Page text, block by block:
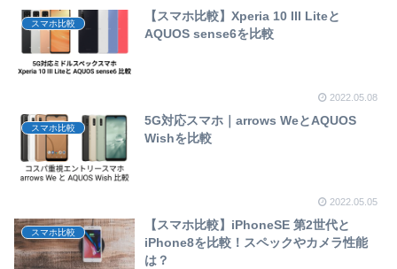
スマホ比較
【スマホ比較】Xperia 10 III Liteと
AQUOS sense6を比較
2022.05.08
スマホ比較
5G対応スマホ｜arrows WeとAQUOS
Wishを比較
2022.05.05
スマホ比較
【スマホ比較】iPhoneSE 第2世代と
iPhone8を比較！スペックやカメラ性能
は？